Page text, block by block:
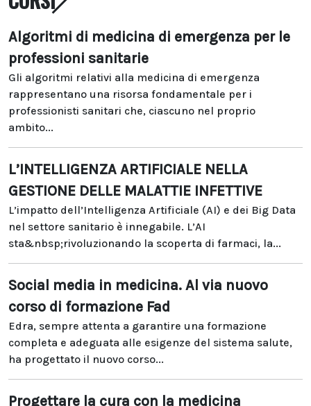
Algoritmi di medicina di emergenza per le
professioni sanitarie
Gli algoritmi relativi alla medicina di emergenza
rappresentano una risorsa fondamentale per i
professionisti sanitari che, ciascuno nel proprio
ambito...
L’INTELLIGENZA ARTIFICIALE NELLA
GESTIONE DELLE MALATTIE INFETTIVE
L’impatto dell’Intelligenza Artificiale (AI) e dei Big Data
nel settore sanitario è innegabile. L’AI
sta&nbsp;rivoluzionando la scoperta di farmaci, la...
Social media in medicina. Al via nuovo
corso di formazione Fad
Edra, sempre attenta a garantire una formazione
completa e adeguata alle esigenze del sistema salute,
ha progettato il nuovo corso...
Progettare la cura con la medicina